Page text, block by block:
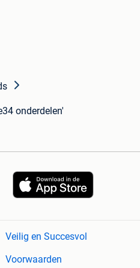
onderdelen'
Veilig en Succesvol
Voorwaarden